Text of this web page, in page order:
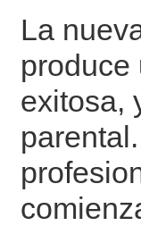
La
produce
exitosa,